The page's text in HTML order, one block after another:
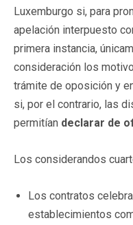
Luxemburgo si, para
apelación interpuesto
primera instancia,
consideración los
trámite de oposición y
si, por el contrario, las
permitían declarar de
Los considerandos
Los contratos
establecimientos